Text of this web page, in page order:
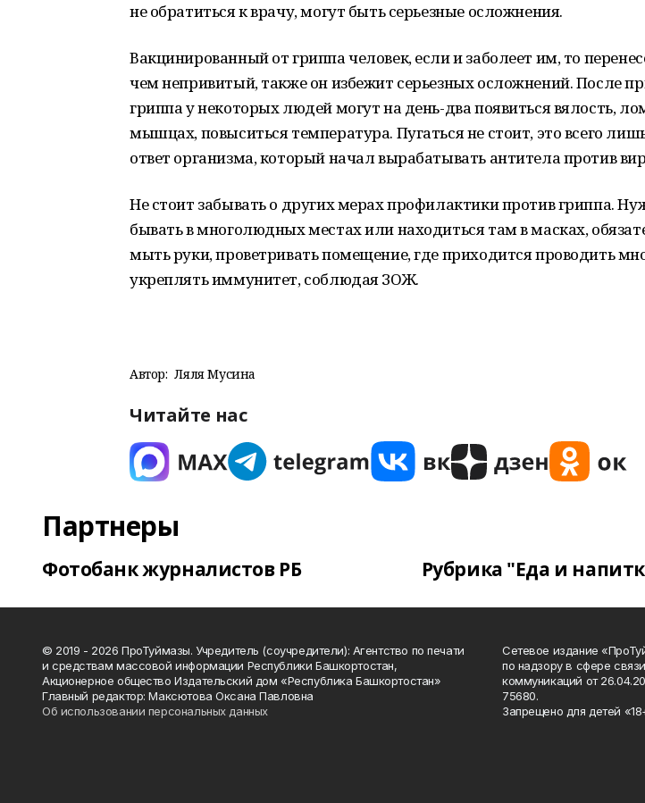
не обратиться к врачу, могут быть серьезные осложнения.
Вакцинированный от гриппа человек, если и заболеет им, то
чем непривитый, также он избежит серьезных осложнений. После
гриппа у некоторых людей могут на день-два появиться вялость,
мышцах, повыситься температура. Пугаться не стоит, это всего
ответ организма, который начал вырабатывать антитела против
Не стоит забывать о других мерах профилактики против гриппа.
бывать в многолюдных местах или находиться там в масках,
мыть руки, проветривать помещение, где приходится проводить
укреплять иммунитет, соблюдая ЗОЖ.
Автор: Ляля Мусина
Читайте нас
Партнеры
Фотобанк журналистов РБ Рубрика "Еда и
© 2019 - 2026 ПроТуймазы. Учредитель (соучредители): Агентство по печати
и средствам массовой информации Республики Башкортостан,
Акционерное общество Издательский дом «Республика Башкортостан»
Главный редактор: Максютова Оксана Павловна
Об использовании персональных данных
Сетевое издание
по надзору в сфере
коммуникаций от
75680.
Запрещено для детей